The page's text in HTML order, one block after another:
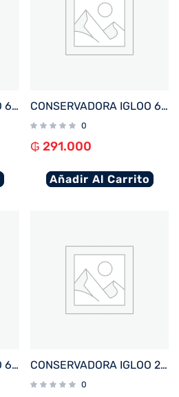
CONSERVADORA IGLOO 6 LITROS RETRO LITTLE PLAYMATE ROSA 32709 CONSERVADORA IGLOO 6 LITROS RETRO LITTLE PLAYMATE AMARILLO 32712
0
₲ 291.000
Añadir Al Carrito
CONSERVADORA IGLOO 6 LITROS RETRO LITTLE PLAYMATE PURPURA 32713 CONSERVADORA IGLOO 23 LITROS TRAILMATE CREMA 50214
0